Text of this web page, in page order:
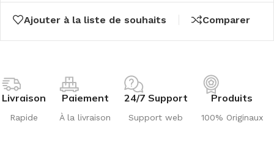
Ajouter à la liste de souhaits Comparer
Livraison
Rapide
Paiement
À la livraison
24/7 Support
Support web
Produits
100% Originaux